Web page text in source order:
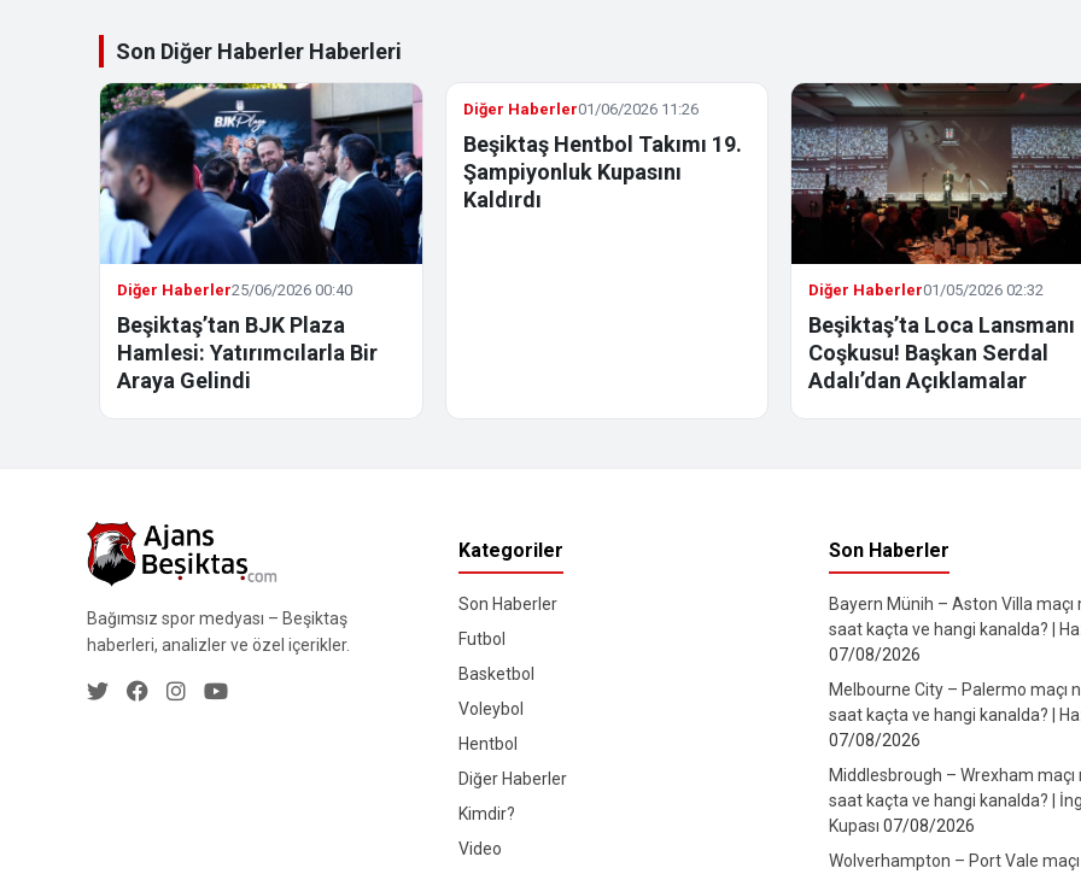
Son Diğer Haberler Haberleri
Diğer Haberler25/06/2026 00:40
Beşiktaş’tan BJK Plaza
Hamlesi: Yatırımcılarla Bir
Araya Gelindi
Diğer Haberler01/06/2026 11:26
Beşiktaş Hentbol Takımı 19.
Şampiyonluk Kupasını
Kaldırdı
Diğer Haberler01/05/2026 02:32
Beşiktaş’ta Loca Lansmanı
Coşkusu! Başkan Serdal
Adalı’dan Açıklamalar
Bağımsız spor medyası – Beşiktaş
haberleri, analizler ve özel içerikler.
Kategoriler
Son Haberler
Futbol
Basketbol
Voleybol
Hentbol
Diğer Haberler
Kimdir?
Video
Son Haberler
Bayern Münih – Aston Villa maçı
saat kaçta ve hangi kanalda? |
07/08/2026
Melbourne City – Palermo maçı
saat kaçta ve hangi kanalda? |
07/08/2026
Middlesbrough – Wrexham maçı
saat kaçta ve hangi kanalda? |
Kupası 07/08/2026
Wolverhampton – Port Vale